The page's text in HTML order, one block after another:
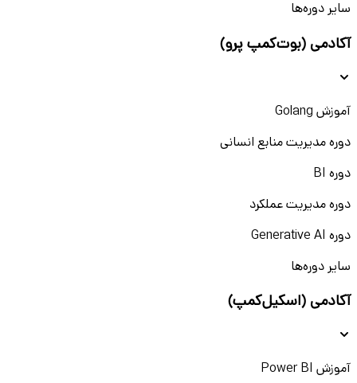
سایر دوره‌ها
آکادمی (بوت‌کمپ پرو)
آموزش Golang
دوره مدیریت منابع انسانی
دوره BI
دوره مدیریت عملکرد
دوره Generative AI
سایر دوره‌ها
آکادمی (اسکیل‌کمپ)
آموزش Power BI